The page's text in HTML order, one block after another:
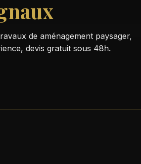
de aménagement paysager,
devis gratuit sous 48h.